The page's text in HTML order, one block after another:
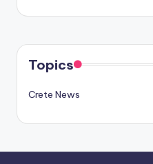
Topics
Crete News